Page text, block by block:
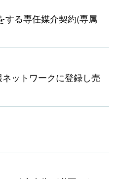
する専任媒介契約(専属
ットワークに登録し売